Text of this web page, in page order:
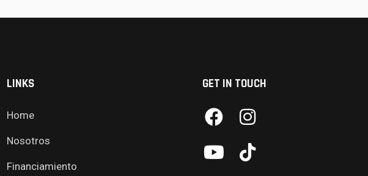
LINKS
Home
Nosotros
Financiamiento
GET IN TOUCH